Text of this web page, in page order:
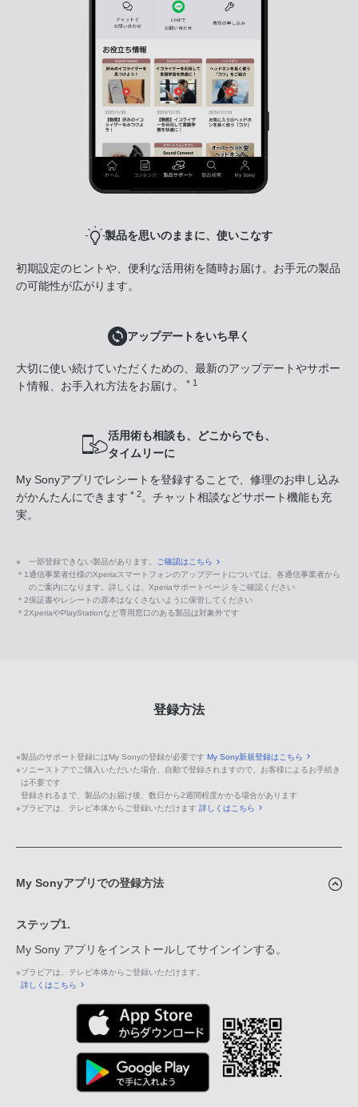
製品を思いのままに、使いこなす
初期設定のヒントや、便利な活用術を随時お届け。お手元の製品
の可能性が広がります。
アップデートをいち早く
大切に使い続けていただくための、最新のアップデートやサポー
ト情報、お手入れ方法をお届け。
＊1
活用術も相談も、どこからでも、
タイムリーに
My Sonyアプリでレシートを登録することで、修理のお申し込み
がかんたんにできます ＊2。チャット相談などサポート機能も充
実。
※ 一部登録できない製品があります。 ご確認はこちら
＊1通信事業者仕様のXperiaスマートフォンのアップデートについては、各通信事業者から
のご案内になります。詳しくは、Xperiaサポートページ をご確認ください
＊2保証書やレシートの原本はなくさないように保管してください
＊2XperiaやPlayStationなど専用窓口のある製品は対象外です
登録方法
※製品のサポート登録にはMy Sonyの登録が必要です My Sony新規登録はこちら
※ソニーストアでご購入いただいた場合、自動で登録されますので、お客様によるお手続き
は不要です
登録されるまで、製品のお届け後、数日から2週間程度かかる場合があります
※ブラビアは、テレビ本体からご登録いただけます 詳しくはこちら
My Sonyアプリでの登録方法
ステップ1.
My Sony アプリをインストールしてサインインする。
※ブラビアは、テレビ本体からご登録いただけます。
詳しくはこちら